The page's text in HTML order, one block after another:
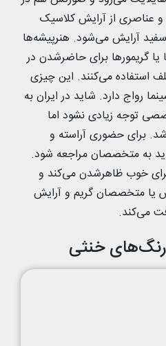
و عناصری از آرایش کلاسیک
آرایش می‌شود. هنرپیشه‌ها
گریمورها برای حاضرشدن در
استفاده می‌کنند. این چیزی
رواج دارد. شاید در ایران به
توجه زیادی نشود اما
برای حضوری آراسته و
به متخصصان مراجعه شود.
خوب ظاهرشدن می‌کند و
یا متخصصان گریم و آرایش
می‌کند.
خنثی